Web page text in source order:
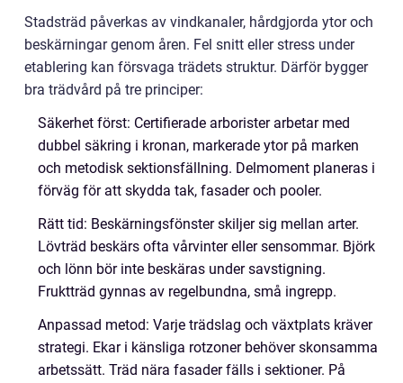
Stadsträd påverkas av vindkanaler, hårdgjorda ytor och
beskärningar genom åren. Fel snitt eller stress under
etablering kan försvaga trädets struktur. Därför bygger
bra trädvård på tre principer:
Säkerhet först: Certifierade arborister arbetar med
dubbel säkring i kronan, markerade ytor på marken
och metodisk sektionsfällning. Delmoment planeras i
förväg för att skydda tak, fasader och pooler.
Rätt tid: Beskärningsfönster skiljer sig mellan arter.
Lövträd beskärs ofta vårvinter eller sensommar. Björk
och lönn bör inte beskäras under savstigning.
Fruktträd gynnas av regelbundna, små ingrepp.
Anpassad metod: Varje trädslag och växtplats kräver
strategi. Ekar i känsliga rotzoner behöver skonsamma
arbetssätt. Träd nära fasader fälls i sektioner. På